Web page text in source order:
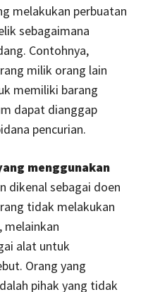
melakukan perbuatan
sebagaimana
Contohnya,
milik orang lain
memiliki barang
dapat dianggap
pencurian.
menggunakan
dikenal sebagai doen
tidak melakukan
melainkan
alat untuk
Orang yang
pihak yang tidak